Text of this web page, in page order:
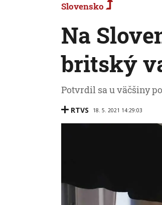
Slovensko
Na
britský
Potvrdil sa u väčšiny
RTVS 18. 5. 2021 14:29:03